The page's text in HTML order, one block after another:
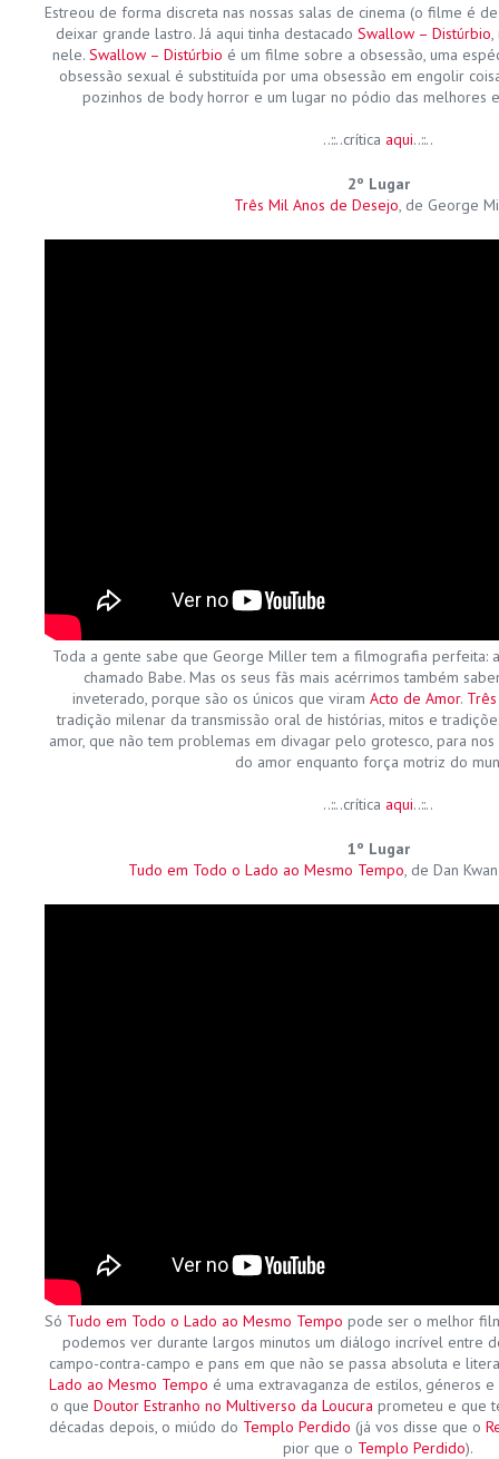
Estreou de forma discreta nas nossas salas de cinema (o filme é
deixar grande lastro. Já aqui tinha destacado Swallow – Distúrbio,
nele. Swallow – Distúrbio é um filme sobre a obsessão, uma
obsessão sexual é substituída por uma obsessão em engolir
pozinhos de body horror e um lugar no pódio das melhores
..::..crítica aqui..::..
2º Lugar
Três Mil Anos de Desejo, de George
Toda a gente sabe que George Miller tem a filmografia perfeita:
chamado Babe. Mas os seus fãs mais acérrimos também
inveterado, porque são os únicos que viram Acto de Amor.
tradição milenar da transmissão oral de histórias, mitos e
amor, que não tem problemas em divagar pelo grotesco, para
do amor enquanto força motriz do
..::..crítica aqui..::..
1º Lugar
Tudo em Todo o Lado ao Mesmo Tempo, de Dan
Só Tudo em Todo o Lado ao Mesmo Tempo pode ser o melhor
podemos ver durante largos minutos um diálogo incrível entre
campo-contra-campo e pans em que não se passa absoluta e
Lado ao Mesmo Tempo é uma extravaganza de estilos, géneros
o que Doutor Estranho no Multiverso da Loucura prometeu e que
décadas depois, o miúdo do Templo Perdido (já vos disse que o
pior que o Templo Perdido).